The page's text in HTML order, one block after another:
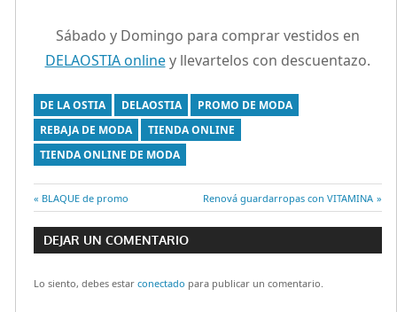
Sábado y Domingo para comprar vestidos en
DELAOSTIA onliney llevartelos con descuentazo.
DE LA OSTIA DELAOSTIA
PROMO DE MODA
REBAJA DE MODA
TIENDA ONLINE
TIENDA ONLINE DE MODA
Navegación
de
entradas
Entrada
anterior:
BLAQUE de promo
Entrada
siguiente:
Renová guardarropas con VITAMINA
DEJAR UN COMENTARIO
Lo siento, debes estar conectado para publicar un comentario.